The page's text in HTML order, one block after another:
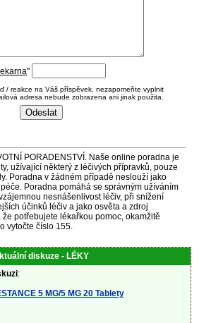
lekarna"
/ reakce na Váš příspěvek, nezapomeňte vyplnit
adresa nebude zobrazena ani jinak použita.
PORADENSTVÍ. Naše online poradna je
užívající některý z léčivých přípravků, pouze
Poradna v žádném případě neslouží jako
Poradna pomáhá se správným užíváním
nesnášenlivost léčiv, při snížení
účinků léčiv a jako osvěta a zdroj
potřebujete lékařkou pomoc, okamžitě
vytočte číslo 155.
diskuze - LÉKY
:
5 MG/5 MG 20 Tablety